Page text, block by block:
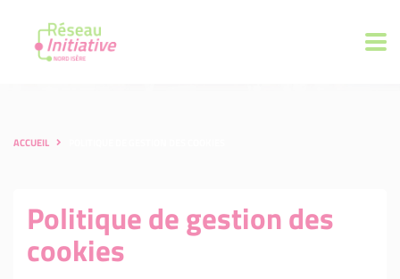
ACCUEIL
Politique de gestion des
cookies